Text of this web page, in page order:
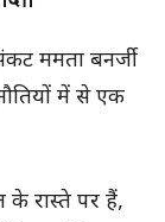
ममता बनर्जी
में से एक
के रास्ते पर हैं,